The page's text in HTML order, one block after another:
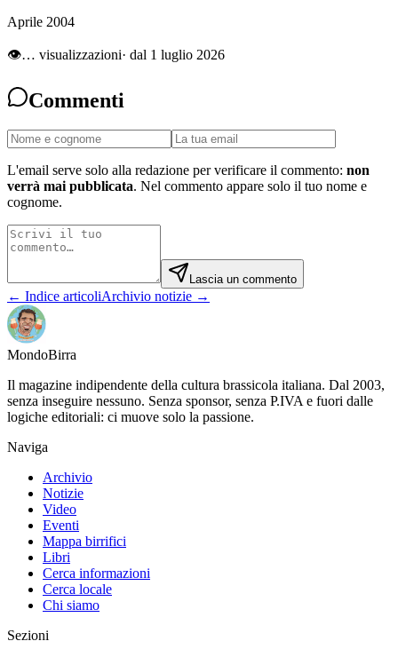
Aprile 2004
👁… visualizzazioni· dal 1 luglio 2026
Commenti
L'email serve solo alla redazione per verificare il commento: non
verrà mai pubblicata. Nel commento appare solo il tuo nome e
cognome.
Lascia un commento
← Indice articoliArchivio notizie →
MondoBirra
Il magazine indipendente della cultura brassicola italiana. Dal 2003,
senza inseguire nessuno. Senza sponsor, senza P.IVA e fuori dalle
logiche editoriali: ci muove solo la passione.
Naviga
Archivio
Notizie
Video
Eventi
Mappa birrifici
Libri
Cerca informazioni
Cerca locale
Chi siamo
Sezioni